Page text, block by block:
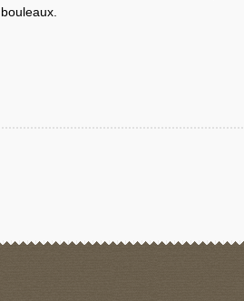
bouleaux.